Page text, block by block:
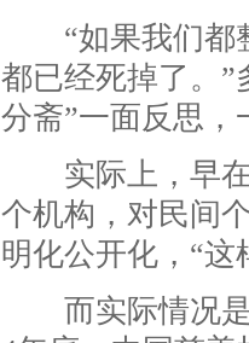
“如果我们都整
都已经死掉了。”
分斋”一面反思，
实际上，早在
个机构，对民间
明化公开化，“
而实际情况是